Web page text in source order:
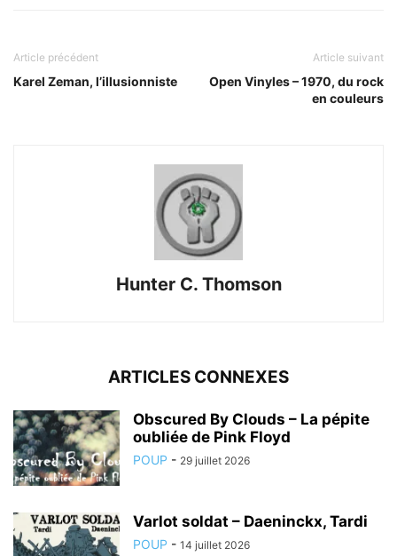
Article précédent
Karel Zeman, l’illusionniste
Article suivant
Open Vinyles – 1970, du rock
en couleurs
Hunter C. Thomson
ARTICLES CONNEXES
Obscured By Clouds – La pépite
oubliée de Pink Floyd
POUP - 29 juillet 2026
Varlot soldat – Daeninckx, Tardi
POUP - 14 juillet 2026